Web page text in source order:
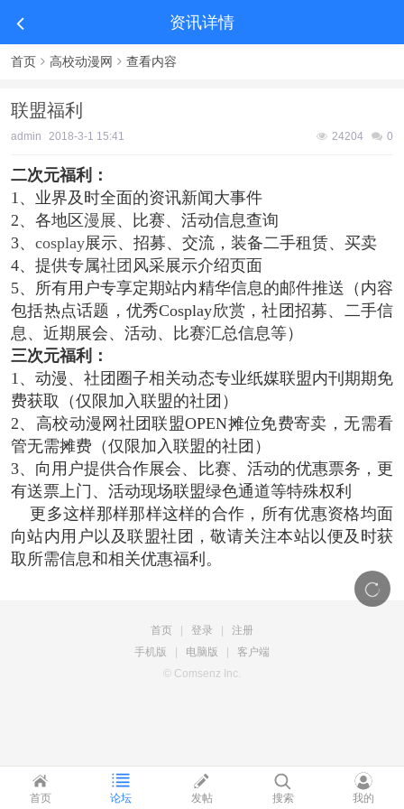
资讯详情
首页 高校动漫网 查看内容
联盟福利
admin 2018-3-1 15:41 24204 0
二次元福利：
1、业界及时全面的资讯新闻大事件
2、各地区漫展、比赛、活动信息查询
3、 cosplay展示、招募、交流，装备二手租赁、买卖
4、提供专属社团 风采展示介绍页面
5、所有用户专享定期站内精华信息的邮件推送（内容
包括热点话题，优秀Cosplay欣赏，社团招募、二手信
息、近期展会、活动、比赛汇总信息等）
三次元福利：
1、动漫、社团圈子相关动态专业纸媒联盟内刊期期免
费获取（仅限加入联盟的社团）
2、高校动漫网社团联盟OPEN摊位免费寄卖，无需看
管无需摊费（仅限加入联盟的社团）
3、向用户提供合作展会、比赛、活动的优惠票务，更
有送票上门、活动现场联盟绿色通道等特殊权利
更多这样那样那样这样的合作，所有优惠资格均面
向站内用户以及联盟社团，敬请关注本站以便及时获
取所需信息和相关优惠福利。
首页 登录
注册
手机版
电脑版
客户端
© Comsenz Inc.
首页 论坛 发帖 搜索 我的